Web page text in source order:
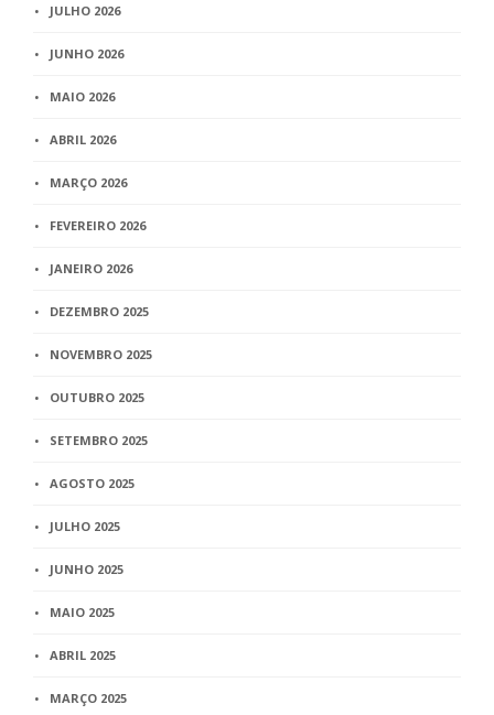
JULHO 2026
JUNHO 2026
MAIO 2026
ABRIL 2026
MARÇO 2026
FEVEREIRO 2026
JANEIRO 2026
DEZEMBRO 2025
NOVEMBRO 2025
OUTUBRO 2025
SETEMBRO 2025
AGOSTO 2025
JULHO 2025
JUNHO 2025
MAIO 2025
ABRIL 2025
MARÇO 2025